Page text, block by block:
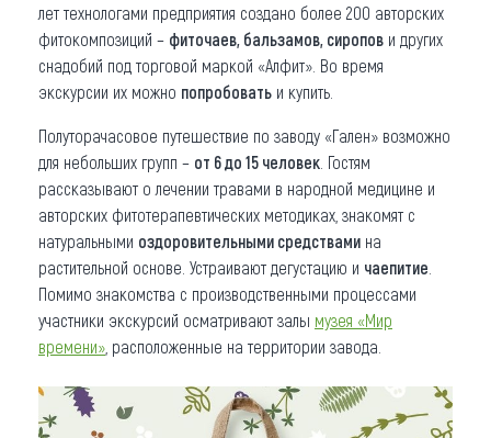
лет технологами предприятия создано более 200 авторских
фитокомпозиций – фиточаев, бальзамов, сиропов и других
снадобий под торговой маркой «Алфит». Во время
экскурсии их можно попробовать и купить.
Полуторачасовое путешествие по заводу «Гален» возможно
для небольших групп – от 6 до 15 человек . Гостям
рассказывают о лечении травами в народной медицине и
авторских фитотерапевтических методиках, знакомят с
натуральными оздоровительными средствами на
растительной основе. Устраивают дегустацию и чаепитие
Помимо знакомства с производственными процессами
участники экскурсий осматривают залы музея «Мир
времени» , расположенные на территории завода.